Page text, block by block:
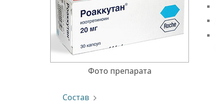
Фото препарата
Состав